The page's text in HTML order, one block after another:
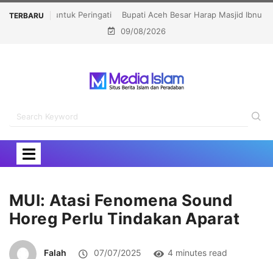
TERBARU
Bupati Aceh Besar Harap Masjid Ibnu Abu Bakar Jadi
Pusat Pembinaan Umat
09/08/2026
MUI: Atasi Fenomena Sound
Horeg Perlu Tindakan Aparat
Falah 07/07/2025 4 minutes read